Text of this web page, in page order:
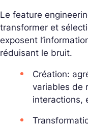
Le feature
transformer et
exposent
réduisant le bruit.
Création:
variables de
interactions,